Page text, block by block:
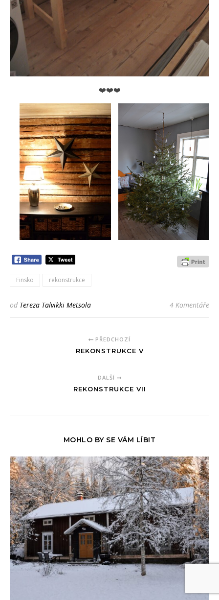
❤️❤️❤️
Finsko rekonstrukce
od Tereza Talvikki Metsola 4 Komentáře
PŘEDCHOZÍ
REKONSTRUKCE V
DALŠÍ
REKONSTRUKCE VII
MOHLO BY SE VÁM LÍBIT